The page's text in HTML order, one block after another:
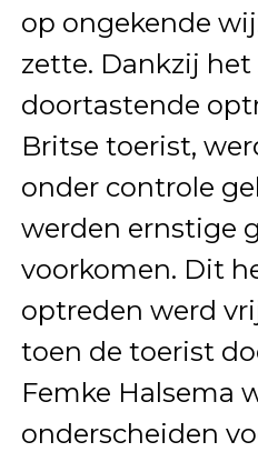
op ongekende
zette. Dankzij het
doortastende
Britse toerist,
onder controle
werden ernstige
voorkomen. Dit
optreden werd
toen de toerist
Femke Halsema
onderscheiden